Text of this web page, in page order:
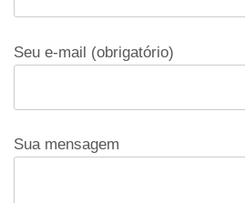
Seu e-mail (obrigatório)
Sua mensagem